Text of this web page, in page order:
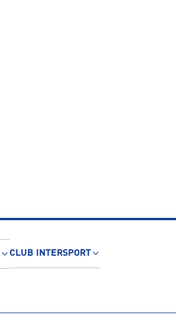
CLUB INTERSPORT